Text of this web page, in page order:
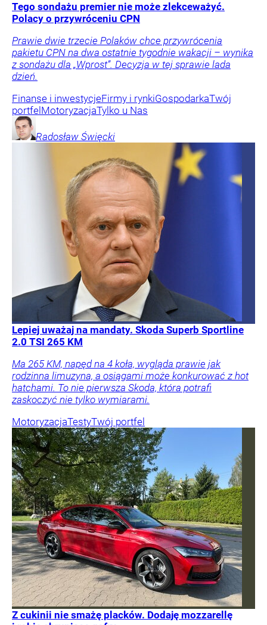
Tego sondażu premier nie może zlekceważyć.
Polacy o przywróceniu CPN
Prawie dwie trzecie Polaków chce przywrócenia
pakietu CPN na dwa ostatnie tygodnie wakacji – wynika
z sondażu dla „Wprost”. Decyzja w tej sprawie lada
dzień.
Finanse i inwestycjeFirmy i rynkiGospodarkaTwój
portfel MotoryzacjaTylko u Nas
Radosław Święcki
Lepiej uważaj na mandaty. Skoda Superb Sportline
2.0 TSI 265 KM
Ma 265 KM, napęd na 4 koła, wygląda prawie jak
rodzinna limuzyna, a osiągami może konkurować z hot
hatchami. To nie pierwsza Skoda, która potrafi
zaskoczyć nie tylko wymiarami.
MotoryzacjaTestyTwój portfel
Z cukinii nie smażę placków. Dodaję mozzarellę